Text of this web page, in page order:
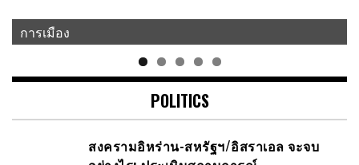
การเมือง
POLITICS
สงครามอิหร่าน-สหรัฐฯ/อิสราเอล จะจบ